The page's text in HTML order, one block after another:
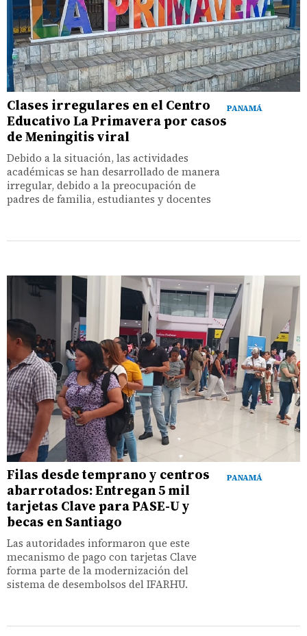
PANAMÁ
Clases irregulares en el Centro
Educativo La Primavera por casos
de Meningitis viral
Debido a la situación, las actividades
académicas se han desarrollado de manera
irregular, debido a la preocupación de
padres de familia, estudiantes y docentes
PANAMÁ
Filas desde temprano y centros
abarrotados: Entregan 5 mil
tarjetas Clave para PASE-U y
becas en Santiago
Las autoridades informaron que este
mecanismo de pago con tarjetas Clave
forma parte de la modernización del
sistema de desembolsos del IFARHU.